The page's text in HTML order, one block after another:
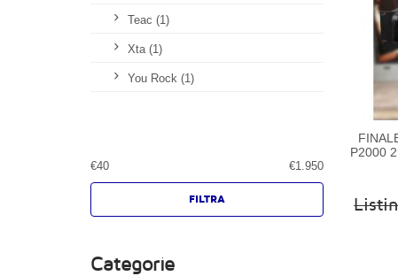
Teac (1)
Xta (1)
You Rock (1)
€40 €1.950
Categorie
P2000